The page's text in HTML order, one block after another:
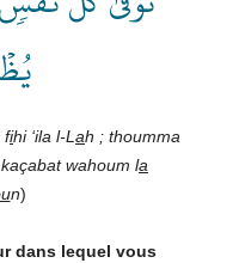
fihi ‘ila l-L ah ; thoumma
kaçabat wahoum la
n)
dans lequel vous